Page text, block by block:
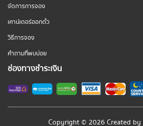
จัดการการจอง
เคาน์เตอร์ออกตั๋ว
วิธีการจอง
คำถามที่พบบ่อย
ช่องทางชำระเงิน
Copyright © 2026 Created by